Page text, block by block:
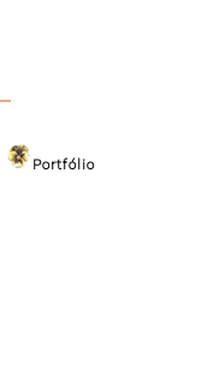
Portfólio